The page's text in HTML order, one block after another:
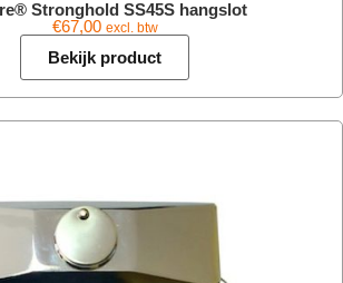
Stronghold SS45S hangslot
€67,00 excl. btw
Bekijk product